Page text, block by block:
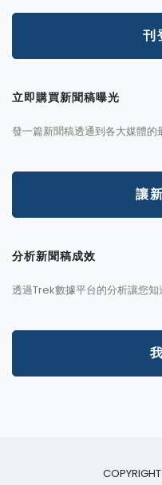
刊
立即購買新聞稿曝光
發一篇新聞稿透通到各大媒體的
讓
分析新聞稿成效
透過Trek數據平台的分析讓您